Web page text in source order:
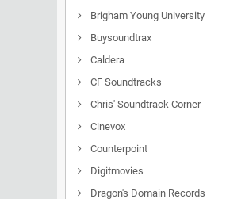
Brigham Young University
Buysoundtrax
Caldera
CF Soundtracks
Chris' Soundtrack Corner
Cinevox
Counterpoint
Digitmovies
Dragon's Domain Records